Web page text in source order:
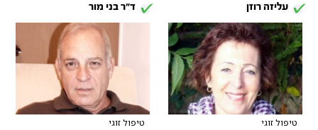
עליזה רוזן
טיפול זוגי
ד"ר בני מור
טיפול זוגי